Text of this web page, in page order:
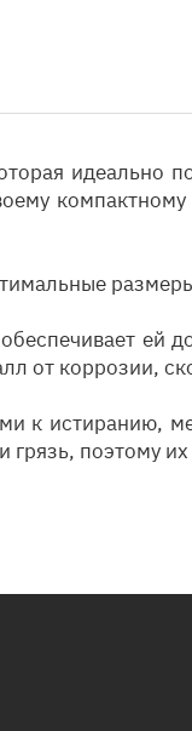
идеально
ей
от коррозии,
к истиранию,
поэтому